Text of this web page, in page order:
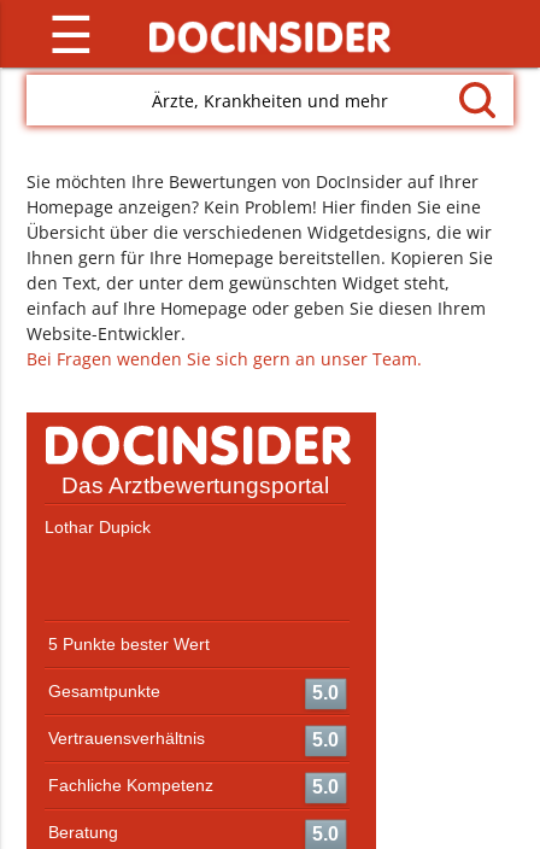
☰
Ärzte, Krankheiten und mehr
Sie möchten Ihre Bewertungen von DocInsider auf Ihrer
Homepage anzeigen? Kein Problem! Hier finden Sie eine
Übersicht über die verschiedenen Widgetdesigns, die wir
Ihnen gern für Ihre Homepage bereitstellen. Kopieren Sie
den Text, der unter dem gewünschten Widget steht,
einfach auf Ihre Homepage oder geben Sie diesen Ihrem
Website-Entwickler.
Bei Fragen wenden Sie sich gern an unser Team.